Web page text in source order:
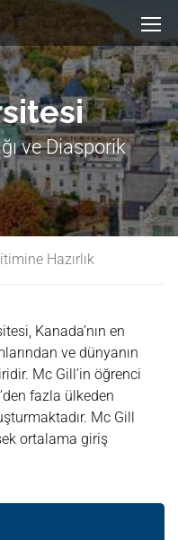
ve Diasporik
Hazırlık
Kanada’nın en
ve dünyanın
Mc Gill’in öğrenci
fazla ülkeden
Mc Gill
ortalama giriş